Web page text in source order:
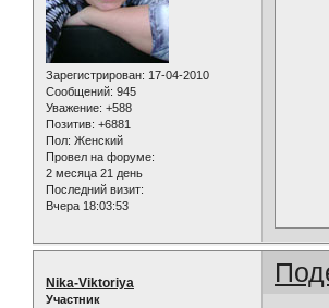
Зарегистрирован: 17-04-2010
Сообщений: 945
Уважение: +588
Позитив: +6881
Пол: Женский
Провел на форуме:
2 месяца 21 день
Последний визит:
Вчера 18:03:53
Nika-Viktoriya
Участник